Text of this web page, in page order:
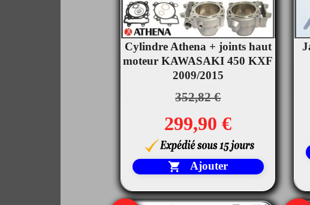
Cylindre Athena + joints haut
moteur KAWASAKI 450 KXF
2009/2015
352,82 €
299,90 €
 Ajouter
Aperçu rapide